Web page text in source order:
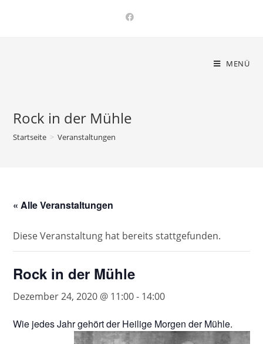
MENÜ
Rock in der Mühle
Startseite > Veranstaltungen
« Alle Veranstaltungen
Diese Veranstaltung hat bereits stattgefunden.
Rock in der Mühle
Dezember 24, 2020 @ 11:00- 14:00
Wie jedes Jahr gehört der Heilige Morgen der Mühle.